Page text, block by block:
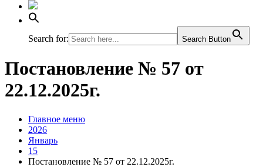
Search for: Search Button
Постановление № 57 от
22.12.2025г.
Главное меню
2026
Январь
15
Постановление № 57 от 22.12.2025г.